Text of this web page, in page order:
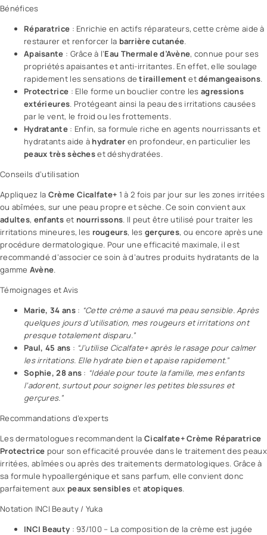
Bénéfices
Réparatrice : Enrichie en actifs réparateurs, cette crème aide à
restaurer et renforcer la barrière cutanée.
Apaisante : Grâce à l’Eau Thermale d’Avène, connue pour ses
propriétés apaisantes et anti-irritantes. En effet, elle soulage
rapidement les sensations detiraillement etdémangeaisons.
Protectrice : Elle forme un bouclier contre lesagressions
extérieures. Protégeant ainsi la peau des irritations causées
par le vent, le froid ou les frottements.
Hydratante: Enfin, sa formule riche en agents nourrissants et
hydratants aide à hydrater en profondeur, en particulier les
peaux très sècheset déshydratées.
Conseils d’utilisation
Appliquez la Crème Cicalfate+ 1 à 2 fois par jour sur les zones irritées
ou abîmées, sur une peau propre et sèche. Ce soin convient aux
adultes, enfants et nourrissons. Il peut être utilisé pour traiter les
irritations mineures, les rougeurs, les gerçures, ou encore après une
procédure dermatologique. Pour une efficacité maximale, il est
recommandé d’associer ce soin à d’autres produits hydratants de la
gamme Avène.
Témoignages et Avis
Marie, 34 ans: “Cette crème a sauvé ma peau sensible. Après
quelques jours d’utilisation, mes rougeurs et irritations ont
presque totalement disparu.”
Paul, 45 ans : “J’utilise Cicalfate+ après le rasage pour calmer
les irritations. Elle hydrate bien et apaise rapidement.”
Sophie, 28 ans : “Idéale pour toute la famille, mes enfants
l’adorent, surtout pour soigner les petites blessures et
gerçures.”
Recommandations d’experts
Les dermatologues recommandent la Cicalfate+ Crème Réparatrice
Protectrice pour son efficacité prouvée dans le traitement des peaux
irritées, abîmées ou après des traitements dermatologiques. Grâce à
sa formule hypoallergénique et sans parfum, elle convient donc
parfaitement aux peaux sensibles et atopiques.
Notation INCI Beauty / Yuka
INCI Beauty : 93/100 – La composition de la crème est jugée